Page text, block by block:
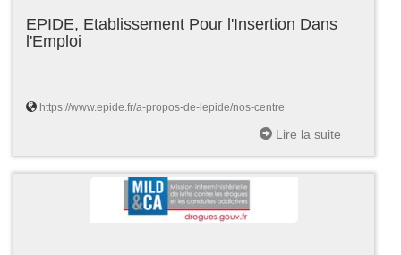
EPIDE, Etablissement Pour l'Insertion Dans
l'Emploi
https://www.epide.fr/a-propos-de-lepide/nos-centre
Lire la suite